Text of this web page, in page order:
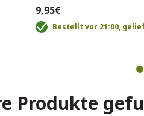
9,95€
Bestellt vor 21:00,
Produkte